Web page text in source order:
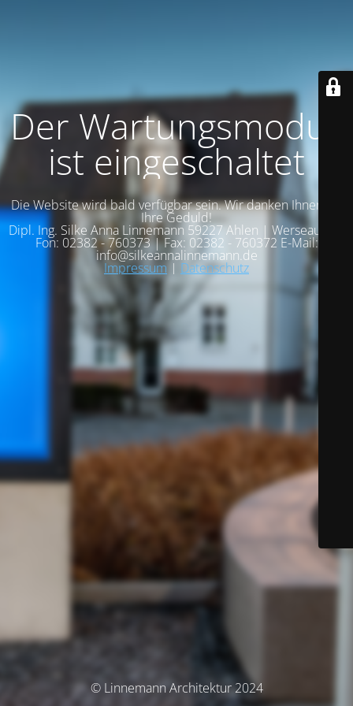
Der Wartungsmodus
ist eingeschaltet
Die Website wird bald verfügbar sein. Wir danken Ihnen für
Ihre Geduld!
Dipl. Ing. Silke Anna Linnemann 59227 Ahlen | Werseaue 13
Fon: 02382 - 760373 | Fax: 02382 - 760372 E-Mail:
info@silkeannalinnemann.de
Impressum | Datenschutz
© Linnemann Architektur 2024